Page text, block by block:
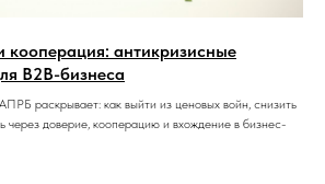
кооперация: антикризисные
B2B-бизнеса
раскрывает: как выйти из ценовых войн, снизить
через доверие, кооперацию и вхождение в бизнес-